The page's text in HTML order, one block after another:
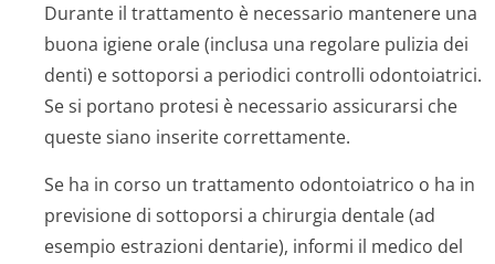
Durante il trattamento è necessario mantenere una
buona igiene orale (inclusa una regolare pulizia dei
denti) e sottoporsi a periodici controlli odontoiatrici.
Se si portano protesi è necessario assicurarsi che
queste siano inserite correttamente.
Se ha in corso un trattamento odontoiatrico o ha in
previsione di sottoporsi a chirurgia dentale (ad
esempio estrazioni dentarie), informi il medico del